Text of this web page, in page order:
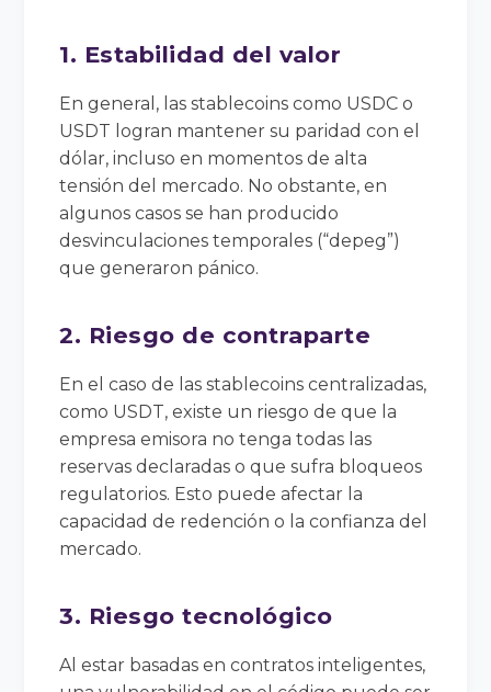
1. Estabilidad del valor
En general, las stablecoins como USDC o
USDT logran mantener su paridad con el
dólar, incluso en momentos de alta
tensión del mercado. No obstante, en
algunos casos se han producido
desvinculaciones temporales (“depeg”)
que generaron pánico.
2. Riesgo de contraparte
En el caso de las stablecoins centralizadas,
como USDT, existe un riesgo de que la
empresa emisora no tenga todas las
reservas declaradas o que sufra bloqueos
regulatorios. Esto puede afectar la
capacidad de redención o la confianza del
mercado.
3. Riesgo tecnológico
Al estar basadas en contratos inteligentes,